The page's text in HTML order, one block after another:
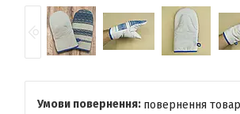
повернення